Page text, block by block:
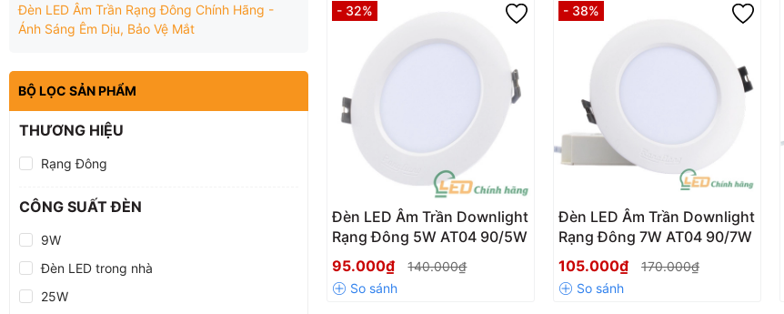
Đèn LED Âm Trần Rạng Đông Chính Hãng -
Ánh Sáng Êm Dịu, Bảo Vệ Mắt
BỘ LỌC SẢN PHẨM
THƯƠNG HIỆU
Rạng Đông
CÔNG SUẤT ĐÈN
9W
Đèn LED trong nhà
25W
- 32%
Đèn LED Âm Trần Downlight
Rạng Đông 5W AT04 90/5W
95.000₫
140.000₫
- 38%
Đèn LED Âm Trần Downlight
Rạng Đông 7W AT04 90/7W
105.000₫
170.000₫